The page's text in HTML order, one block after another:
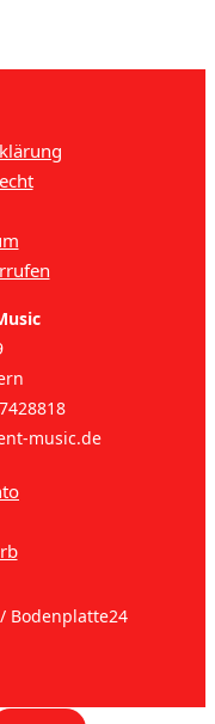
music.de
Bodenplatte24